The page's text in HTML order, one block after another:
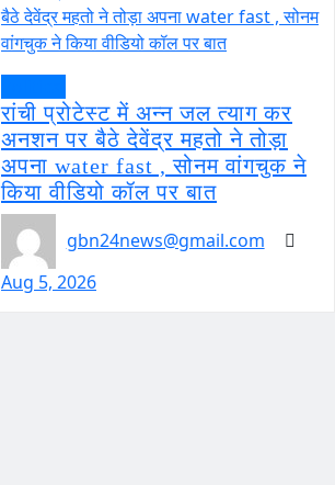
रांची प्रोटेस्ट में अन्न जल त्याग कर
अनशन पर बैठे देवेंद्र महतो ने तोड़ा
अपना water fast , सोनम वांगचुक ने
किया वीडियो कॉल पर बात
gbn24news@gmail.com
Aug 5, 2026